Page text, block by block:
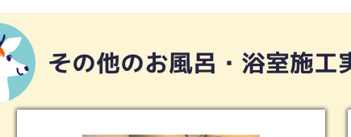
その他のお風呂・浴室施工